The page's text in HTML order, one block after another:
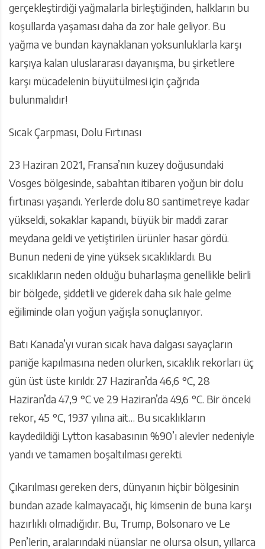
gerçekleştirdiği yağmalarla birleştiğinden, halkların bu
koşullarda yaşaması daha da zor hale geliyor. Bu
yağma ve bundan kaynaklanan yoksunluklarla karşı
karşıya kalan uluslararası dayanışma, bu şirketlere
karşı mücadelenin büyütülmesi için çağrıda
bulunmalıdır!
Sıcak Çarpması, Dolu Fırtınası
23 Haziran 2021, Fransa’nın kuzey doğusundaki
Vosges bölgesinde, sabahtan itibaren yoğun bir dolu
fırtınası yaşandı. Yerlerde dolu 80 santimetreye kadar
yükseldi, sokaklar kapandı, büyük bir maddi zarar
meydana geldi ve yetiştirilen ürünler hasar gördü.
Bunun nedeni de yine yüksek sıcaklıklardı. Bu
sıcaklıkların neden olduğu buharlaşma genellikle belirli
bir bölgede, şiddetli ve giderek daha sık hale gelme
eğiliminde olan yoğun yağışla sonuçlanıyor.
Batı Kanada’yı vuran sıcak hava dalgası sayaçların
paniğe kapılmasına neden olurken, sıcaklık rekorları üç
gün üst üste kırıldı: 27 Haziran’da 46,6 °C, 28
Haziran’da 47,9 °C ve 29 Haziran’da 49,6 °C. Bir önceki
rekor, 45 °C, 1937 yılına ait… Bu sıcaklıkların
kaydedildiği Lytton kasabasının %90’ı alevler nedeniyle
yandı ve tamamen boşaltılması gerekti.
Çıkarılması gereken ders, dünyanın hiçbir bölgesinin
bundan azade kalmayacağı, hiç kimsenin de buna karşı
hazırlıklı olmadığıdır. Bu, Trump, Bolsonaro ve Le
Pen’lerin, aralarındaki nüanslar ne olursa olsun, yıllarca